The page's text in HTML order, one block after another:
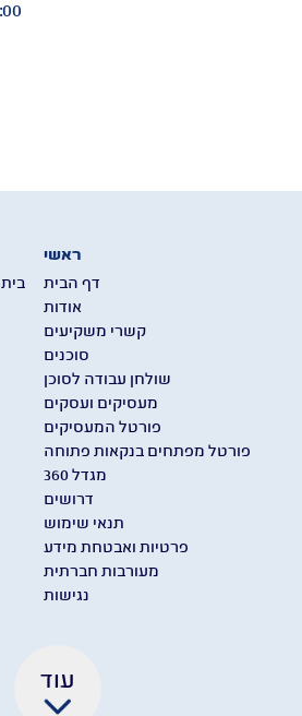
ראשי
דף הבית
אודות
קשרי משקיעים
סוכנים
שולחן עבודה לסוכן
מעסיקים ועסקים
פורטל המעסיקים
פורטל מפתחים בנקאות פתוחה
מגדל 360
דרושים
תנאי שימוש
פרטיות ואבטחת מידע
מעורבות חברתית
נגישות
עוד